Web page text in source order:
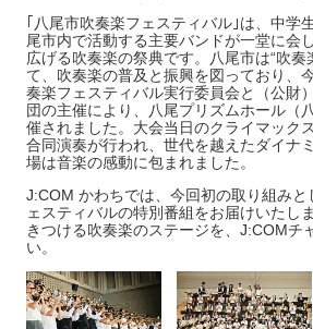
｢八尾市吹奏楽フェスティバル｣は、中学
尾市内で活動する主要バンドが一堂に会
広げる吹奏楽の祭典です。八尾市は“吹奏
て、吹奏楽の普及と振興を図っており、
奏楽フェスティバル実行委員会と（公財
団の主催により、八尾プリズムホール（
催されました。大会当日のクライマック
合同演奏が行われ、世代を越えたダイナ
場は音楽の感動に包まれました。
J:COM かわちでは、今回初の取り組みと
ェスティバルの特別番組をお届けいたし
きつける吹奏楽のステージを、J:COMチ
い。